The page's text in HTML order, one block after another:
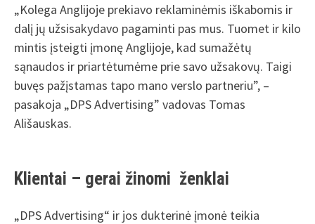
„Kolega Anglijoje prekiavo reklaminėmis iškabomis ir
dalį jų užsisakydavo pagaminti pas mus. Tuomet ir kilo
mintis įsteigti įmonę Anglijoje, kad sumažėtų
sąnaudos ir priartėtumėme prie savo užsakovų. Taigi
buvęs pažįstamas tapo mano verslo partneriu”, –
pasakoja „DPS Advertising” vadovas Tomas
Ališauskas.
Klientai – gerai žinomi ženklai
„DPS Advertising“ ir jos dukterinė įmonė teikia